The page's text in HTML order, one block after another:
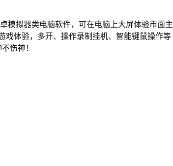
模拟器类电脑软件，可在电脑上大屏体验市面主
戏体验，多开、操作录制挂机、智能键鼠操作等
伤神！